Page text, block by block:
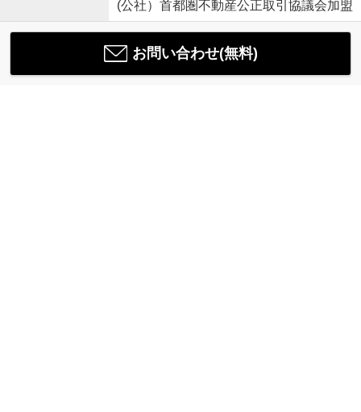
(公社）首都圏不動産公正取引協議会加盟
お問い合わせ(無料)